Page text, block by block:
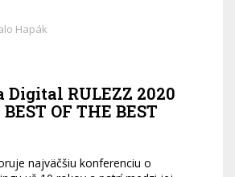
Hapák
Digital RULEZZ 2020
OF THE BEST
najväčšiu konferenciu o